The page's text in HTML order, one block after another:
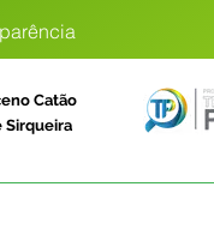
Catão
Sirqueira